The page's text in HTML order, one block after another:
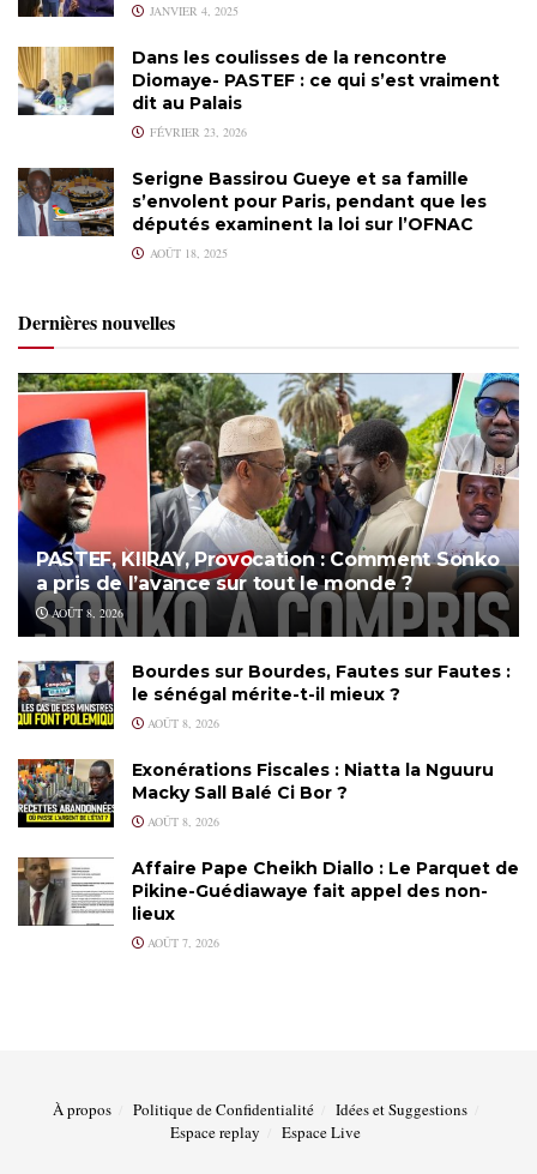
JANVIER 4, 2025
Dans les coulisses de la rencontre
Diomaye- PASTEF : ce qui s’est vraiment
dit au Palais
FÉVRIER 23, 2026
Serigne Bassirou Gueye et sa famille
s’envolent pour Paris, pendant que les
députés examinent la loi sur l’OFNAC
AOÛT 18, 2025
Dernières nouvelles
PASTEF, KIIRAY, Provocation : Comment Sonko
a pris de l’avance sur tout le monde ?
AOÛT 8, 2026
Bourdes sur Bourdes, Fautes sur Fautes :
le sénégal mérite-t-il mieux ?
AOÛT 8, 2026
Exonérations Fiscales : Niatta la Nguuru
Macky Sall Balé Ci Bor ?
AOÛT 8, 2026
Affaire Pape Cheikh Diallo : Le Parquet de
Pikine-Guédiawaye fait appel des non-
lieux
AOÛT 7, 2026
À propos Politique de Confidentialité
Idées et Suggestions
Espace replay
Espace Live